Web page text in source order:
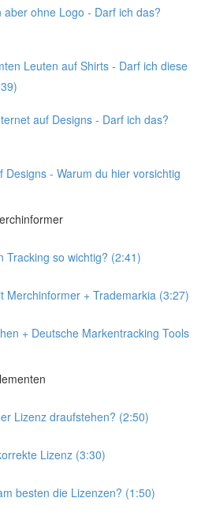
aber ohne Logo - Darf ich das?
Leuten auf Shirts - Darf ich diese
auf Designs - Darf ich das?
Designs - Warum du hier vorsichtig
Tracking so wichtig? (2:41)
Merchinformer + Trademarkia (3:27)
+ Deutsche Markentracking Tools
Lizenz draufstehen? (2:50)
Lizenz (3:30)
besten die Lizenzen? (1:50)